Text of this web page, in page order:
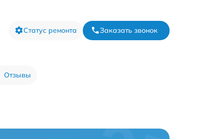
Статус ремонта Заказать звонок
Отзывы